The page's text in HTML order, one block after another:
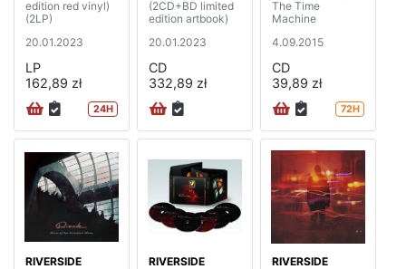
edition red vinyl)
(2LP)
20.01.2023
LP
162,89 zł
24H
(2CD+BD limited
edition artbook)
20.01.2023
CD
332,89 zł
The Time
Machine
4.09.2015
CD
39,89 zł
72H
RIVERSIDE
RIVERSIDE
RIVERSIDE